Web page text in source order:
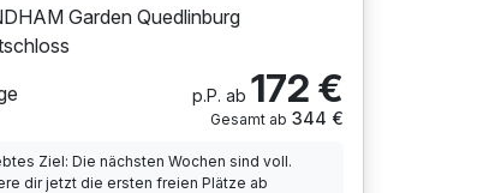
Garden Quedlinburg
p.P. ab 172 €
Gesamt ab 344 €
Ziel: Die nächsten Wochen sind voll.
dir jetzt die ersten freien Plätze ab